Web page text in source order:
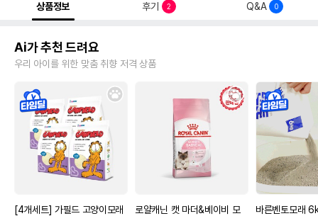
상품정보 후기 2 Q&A 0
Ai가 추천 드려요
우리 아이를 위한 맞춤 취향 저격 상품
[4개세트] 가필드 고양이모래
로얄캐닌 캣 마더&베이비 모
바른벤토모래